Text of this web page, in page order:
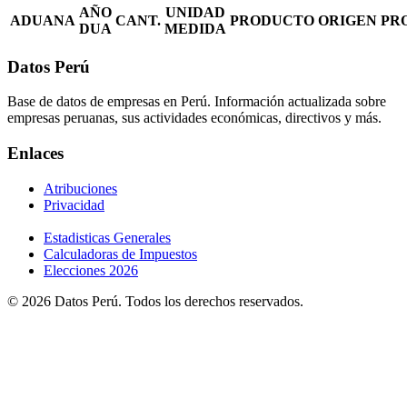
ADUANA
AÑO
DUA
CANT.
UNIDAD
MEDIDA
PRODUCTO ORIGEN
Datos Perú
Base de datos de empresas en Perú. Información actualizada sobre
empresas peruanas, sus actividades económicas, directivos y más.
Enlaces
Atribuciones
Privacidad
Estadisticas Generales
Calculadoras de Impuestos
Elecciones 2026
© 2026 Datos Perú. Todos los derechos reservados.